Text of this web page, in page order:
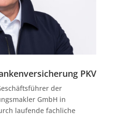
PKV
der
GmbH in
laufende fachliche